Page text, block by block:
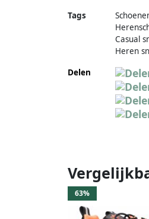
Tags
Casual
Heren
Delen
63%